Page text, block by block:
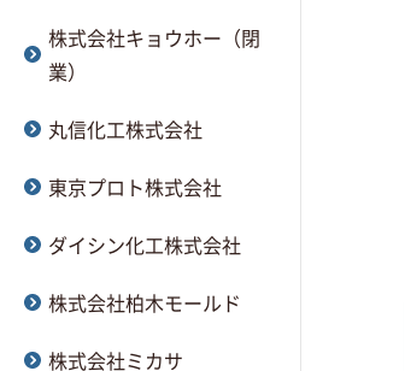
株式会社キョウホー（閉
業）
丸信化工株式会社
東京プロト株式会社
ダイシン化工株式会社
株式会社柏木モールド
株式会社ミカサ